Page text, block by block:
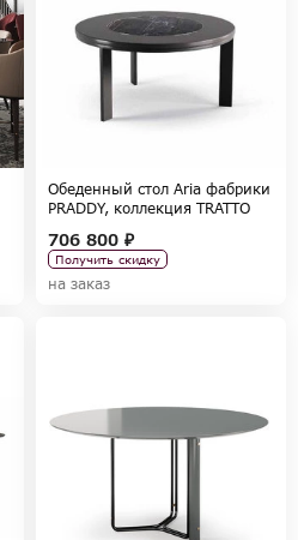
Обеденный стол Aria фабрики
PRADDY, коллекция TRATTO
706 800 ₽
Получить скидку
на заказ